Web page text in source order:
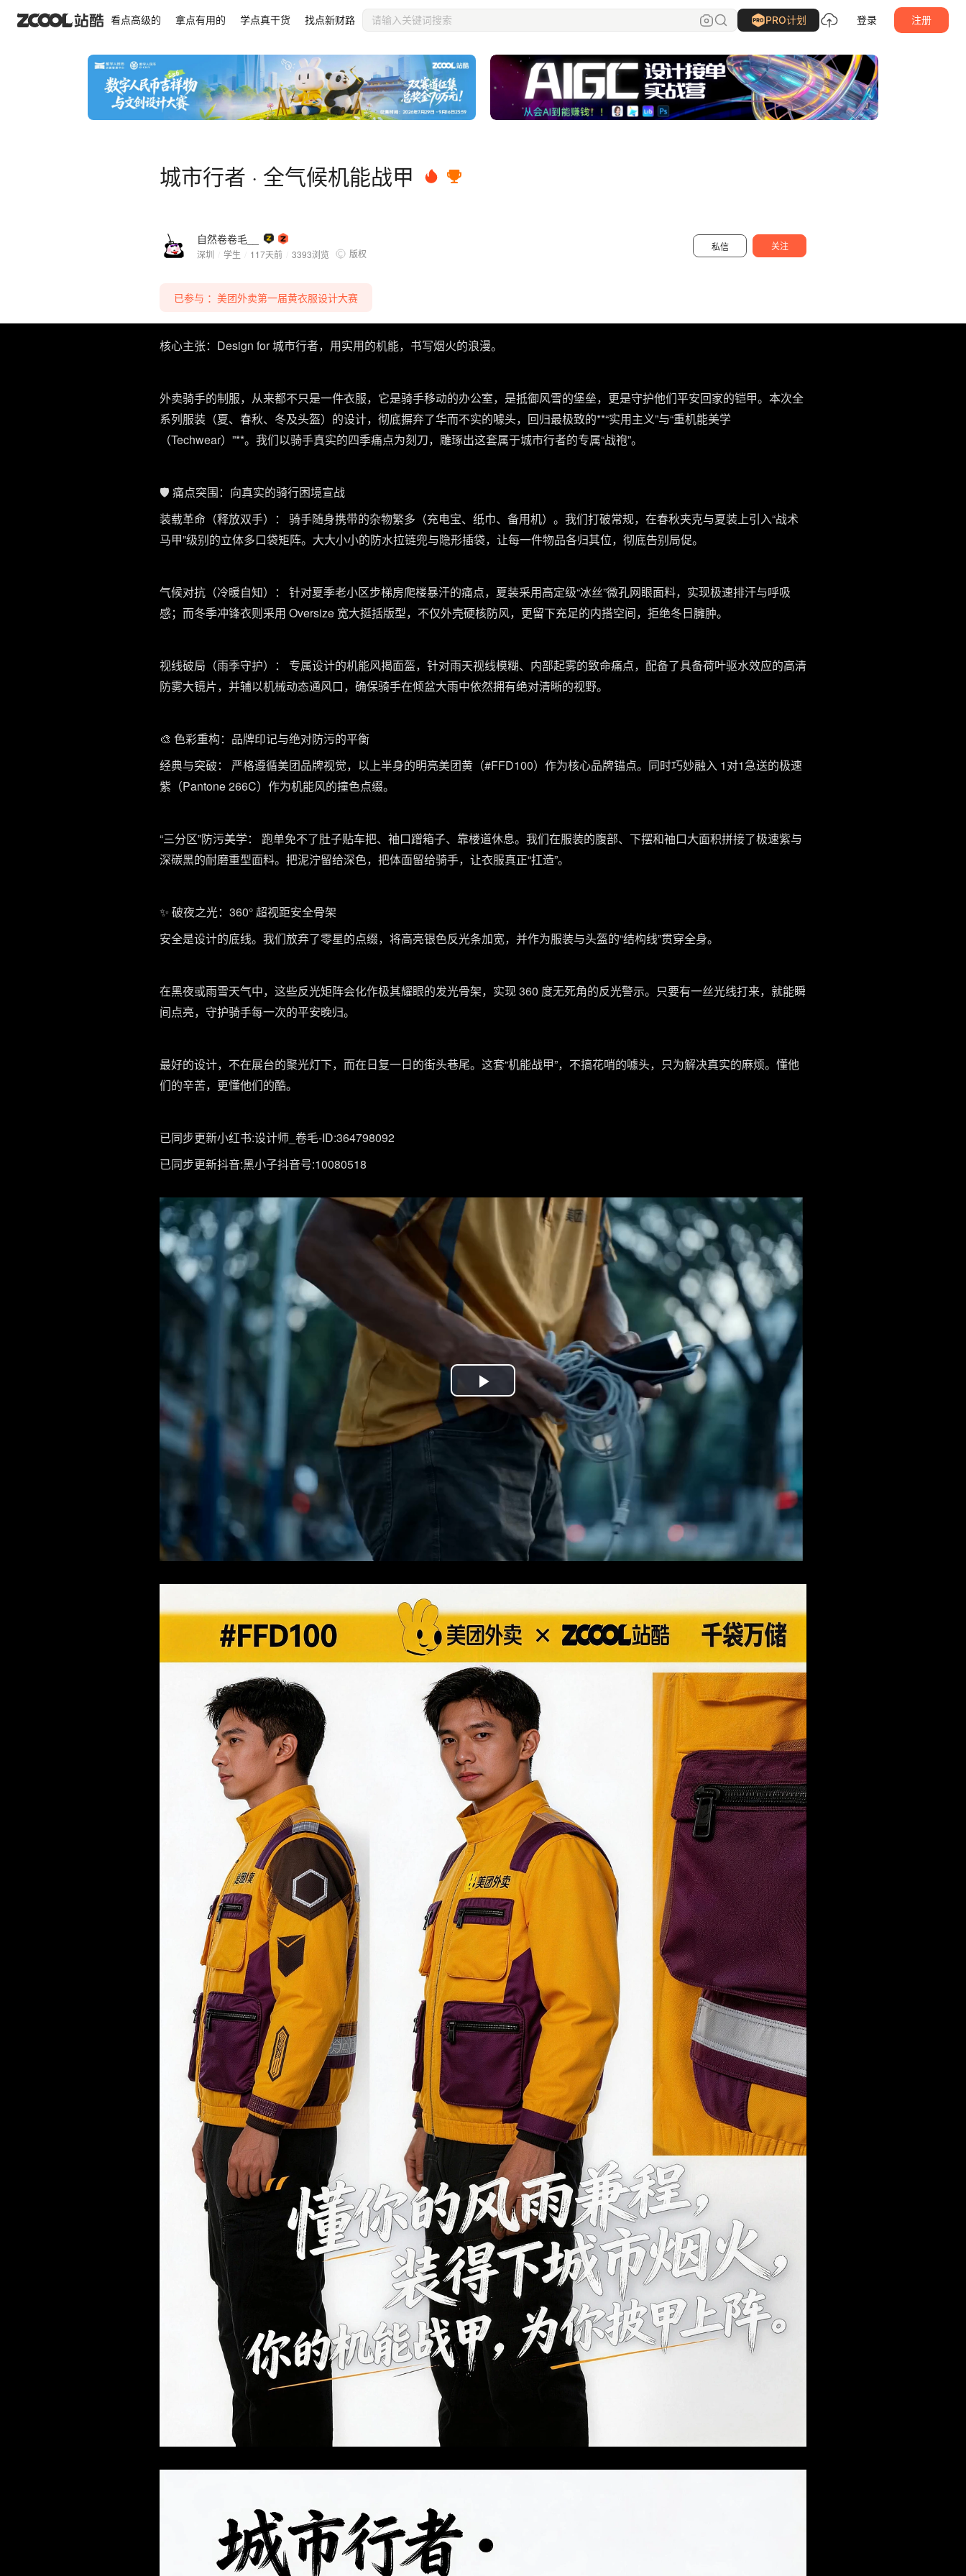
看点高级的 拿点有用的 学点真干货 找点新财路 PRO计划 登录 注册
城市行者 · 全气候机能战甲
自然卷卷毛__
深圳 学生 117天前 3393浏览 版权
私信 关注
城市行者 · 全气候机能战甲 自然卷卷毛__ 关注
已参与 ：美团外卖第一届黄衣服设计大赛
核心主张：Design for 城市行者，用实用的机能，书写烟火的浪漫。
外卖骑手的制服，从来都不只是一件衣服，它是骑手移动的办公室，是抵御风雪的堡垒，更是守护他们平安回家的铠甲。本次全
系列服装（夏、春秋、冬及头盔）的设计，彻底摒弃了华而不实的噱头，回归最极致的**“实用主义”与“重机能美学
（Techwear）”**。我们以骑手真实的四季痛点为刻刀，雕琢出这套属于城市行者的专属“战袍”。
🛡️ 痛点突围：向真实的骑行困境宣战
装载革命（释放双手）： 骑手随身携带的杂物繁多（充电宝、纸巾、备用机）。我们打破常规，在春秋夹克与夏装上引入“战术
马甲”级别的立体多口袋矩阵。大大小小的防水拉链兜与隐形插袋，让每一件物品各归其位，彻底告别局促。
气候对抗（冷暖自知）： 针对夏季老小区步梯房爬楼暴汗的痛点，夏装采用高定级“冰丝”微孔网眼面料，实现极速排汗与呼吸
感；而冬季冲锋衣则采用 Oversize 宽大挺括版型，不仅外壳硬核防风，更留下充足的内搭空间，拒绝冬日臃肿。
视线破局（雨季守护）： 专属设计的机能风揭面盔，针对雨天视线模糊、内部起雾的致命痛点，配备了具备荷叶驱水效应的高清
防雾大镜片，并辅以机械动态通风口，确保骑手在倾盆大雨中依然拥有绝对清晰的视野。
🎨 色彩重构：品牌印记与绝对防污的平衡
经典与突破： 严格遵循美团品牌视觉，以上半身的明亮美团黄（#FFD100）作为核心品牌锚点。同时巧妙融入 1对1急送的极速
紫（Pantone 266C）作为机能风的撞色点缀。
“三分区”防污美学： 跑单免不了肚子贴车把、袖口蹭箱子、靠楼道休息。我们在服装的腹部、下摆和袖口大面积拼接了极速紫与
深碳黑的耐磨重型面料。把泥泞留给深色，把体面留给骑手，让衣服真正“扛造”。
✨ 破夜之光：360° 超视距安全骨架
安全是设计的底线。我们放弃了零星的点缀，将高亮银色反光条加宽，并作为服装与头盔的“结构线”贯穿全身。
在黑夜或雨雪天气中，这些反光矩阵会化作极其耀眼的发光骨架，实现 360 度无死角的反光警示。只要有一丝光线打来，就能瞬
间点亮，守护骑手每一次的平安晚归。
最好的设计，不在展台的聚光灯下，而在日复一日的街头巷尾。这套“机能战甲”，不搞花哨的噱头，只为解决真实的麻烦。懂他
们的辛苦，更懂他们的酷。
已同步更新小红书:设计师_卷毛-ID:364798092
已同步更新抖音:黑小子抖音号:10080518
Play
Video
Loaded:
0%
0.00%